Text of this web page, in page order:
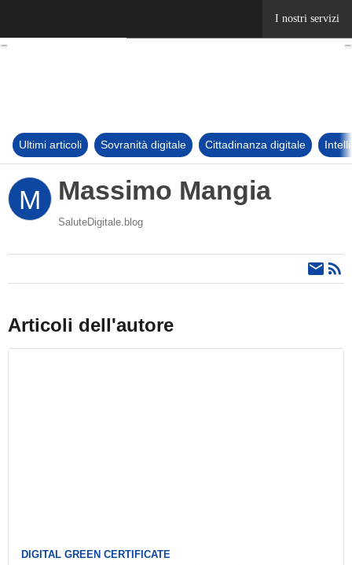
Ultimi articoli Sovranità digitale Cittadinanza digitale
M Massimo Mangia
SaluteDigitale.blog
Articoli dell'autore
DIGITAL GREEN CERTIFICATE